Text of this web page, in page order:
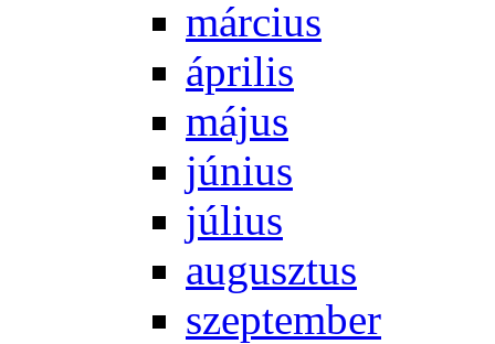
már­ci­us
áp­ri­lis
má­jus
jú­ni­us
jú­li­us
au­gusz­tus
szep­tem­ber